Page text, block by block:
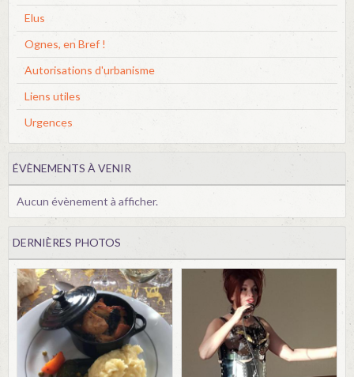
Elus
Ognes, en Bref !
Autorisations d'urbanisme
Liens utiles
Urgences
ÉVÈNEMENTS À VENIR
Aucun évènement à afficher.
DERNIÈRES PHOTOS